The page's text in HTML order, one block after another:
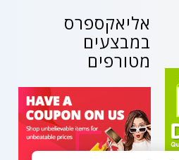
אליאקספרס
במבצעים
מטורפים